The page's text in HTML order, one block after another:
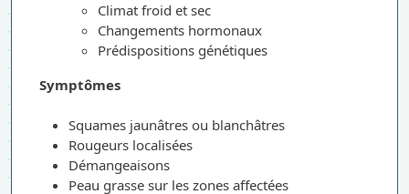
Climat froid et sec
Changements hormonaux
Prédispositions génétiques
Symptômes
Squames jaunâtres ou blanchâtres
Rougeurs localisées
Démangeaisons
Peau grasse sur les zones affectées